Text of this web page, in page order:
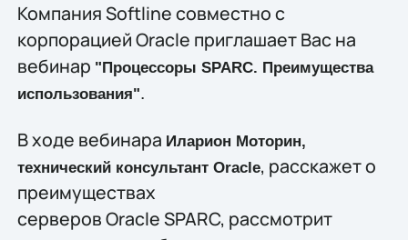
Компания Softline совместно с
корпорацией Oracle приглашает Вас на
вебинар "Процессоры SPARC. Преимущества
использования".
В ходе вебинара Иларион Моторин,
технический консультант Oracle, расскажет о
преимуществах
серверов Oracle SPARC, рассмотрит